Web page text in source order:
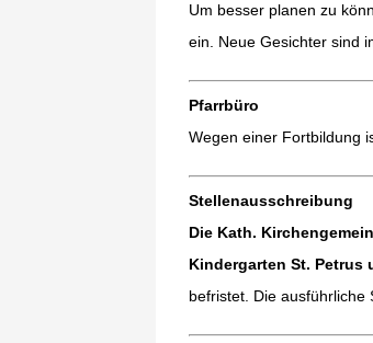
Um besser planen zu
ein. Neue Gesichter sind
Pfarrbüro
Wegen einer Fortbildung
Stellenausschreibung
Die Kath.
Kindergarten St. Petrus
befristet. Die